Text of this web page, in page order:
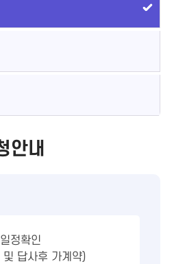
안내
일정확인
및 답사후 가계약)